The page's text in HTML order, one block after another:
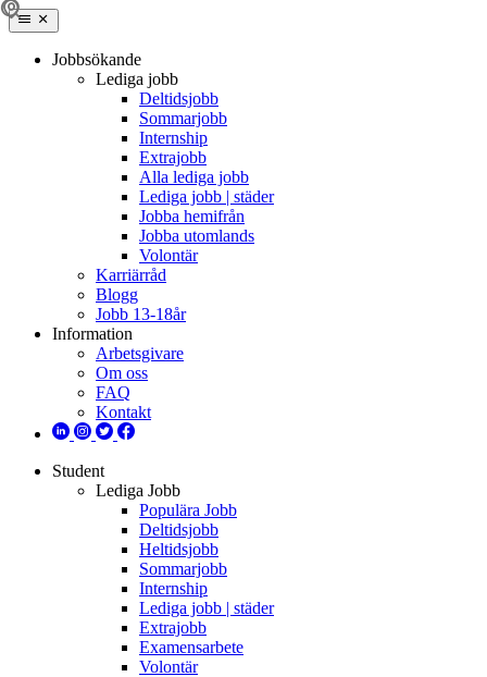
Jobbsökande
Lediga jobb
Deltidsjobb
Sommarjobb
Internship
Extrajobb
Alla lediga jobb
Lediga jobb | städer
Jobba hemifrån
Jobba utomlands
Volontär
Karriärråd
Blogg
Jobb 13-18år
Information
Arbetsgivare
Om oss
FAQ
Kontakt
Student
Lediga Jobb
Populära Jobb
Deltidsjobb
Heltidsjobb
Sommarjobb
Internship
Lediga jobb | städer
Extrajobb
Examensarbete
Volontär